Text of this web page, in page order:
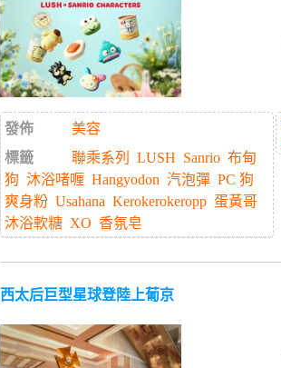
發佈
美容
標籤
聯乘系列 LUSH Sanrio 布甸
狗 沐浴啫喱 Hangyodon 汽泡彈 PC 狗
爽身粉 Usahana Kerokerokeropp 蛋黃哥
沐浴軟糖 XO 香氛皂
西太后巨型星球登陸上葡京